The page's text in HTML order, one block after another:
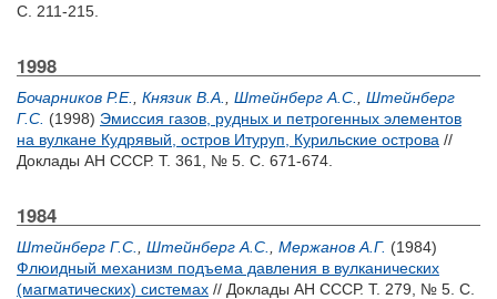
С. 211-215.
1998
Бочарников Р.Е. Князик В.А. Штейнберг А.С.
Штейнберг
Г.С. (1998) Эмиссия газов, рудных и петрогенных элементов
на вулкане Кудрявый, остров Итуруп, Курильские острова //
Доклады АН СССР. Т. 361, № 5. С. 671-674.
1984
Штейнберг Г.С. Штейнберг А.С. Мержанов А.Г. (1984)
Флюидный механизм подъема давления в вулканических
(магматических) системах // Доклады АН СССР. Т. 279, № 5. С.